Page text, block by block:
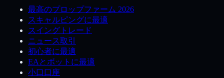
最高のプロップファーム 2026
スキャルピングに最適
スイングトレード
ニュース取引
初心者に最適
EAとボットに最適
小口口座